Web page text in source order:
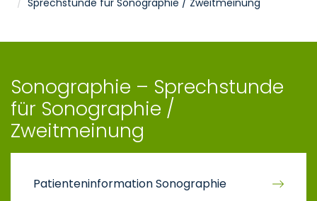
Sprechstunde für Sonographie / Zweitmeinung
Sonographie – Sprechstunde
für Sonographie /
Zweitmeinung
Patienteninformation Sonographie